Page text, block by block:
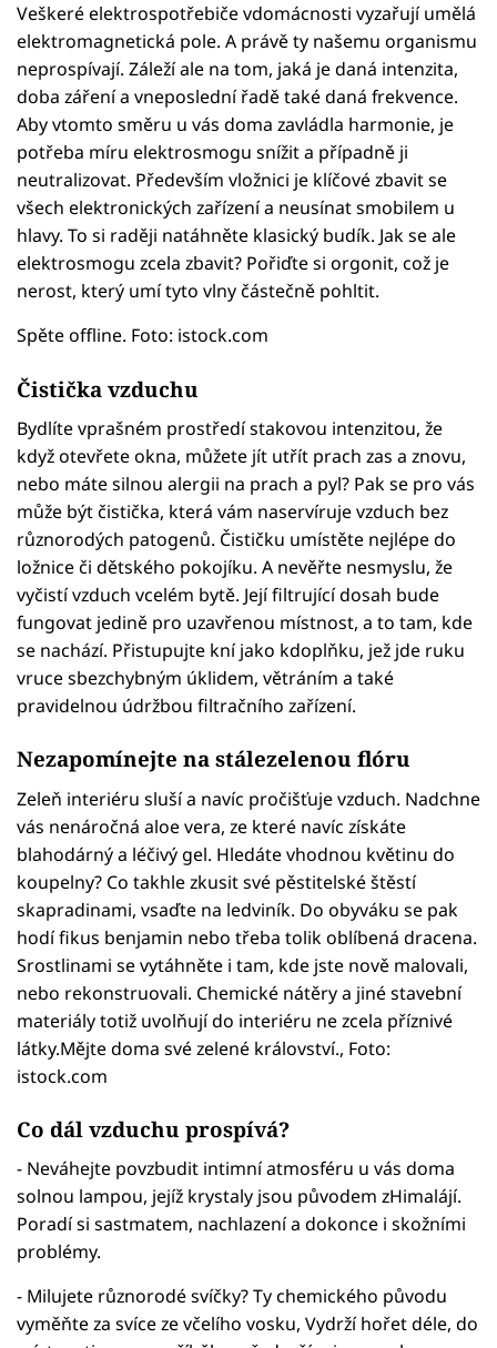
Veškeré elektrospotřebiče vdomácnosti vyzařují umělá
elektromagnetická pole. A právě ty našemu organismu
neprospívají. Záleží ale na tom, jaká je daná intenzita,
doba záření a vneposlední řadě také daná frekvence.
Aby vtomto směru u vás doma zavládla harmonie, je
potřeba míru elektrosmogu snížit a případně ji
neutralizovat. Především vložnici je klíčové zbavit se
všech elektronických zařízení a neusínat smobilem u
hlavy. To si raději natáhněte klasický budík. Jak se ale
elektrosmogu zcela zbavit? Pořiďte si orgonit, což je
nerost, který umí tyto vlny částečně pohltit.
Spěte offline. Foto: istock.com
Čistička vzduchu
Bydlíte vprašném prostředí stakovou intenzitou, že
když otevřete okna, můžete jít utřít prach zas a znovu,
nebo máte silnou alergii na prach a pyl? Pak se pro vás
může být čistička, která vám naservíruje vzduch bez
různorodých patogenů. Čističku umístěte nejlépe do
ložnice či dětského pokojíku. A nevěřte nesmyslu, že
vyčistí vzduch vcelém bytě. Její filtrující dosah bude
fungovat jedině pro uzavřenou místnost, a to tam, kde
se nachází. Přistupujte kní jako kdoplňku, jež jde ruku
vruce sbezchybným úklidem, větráním a také
pravidelnou údržbou filtračního zařízení.
Nezapomínejte na stálezelenou flóru
Zeleň interiéru sluší a navíc pročišťuje vzduch. Nadchne
vás nenáročná aloe vera, ze které navíc získáte
blahodárný a léčivý gel. Hledáte vhodnou květinu do
koupelny? Co takhle zkusit své pěstitelské štěstí
skapradinami, vsaďte na ledviník. Do obyváku se pak
hodí fikus benjamin nebo třeba tolik oblíbená dracena.
Srostlinami se vytáhněte i tam, kde jste nově malovali,
nebo rekonstruovali. Chemické nátěry a jiné stavební
materiály totiž uvolňují do interiéru ne zcela příznivé
látky.Mějte doma své zelené království., Foto:
istock.com
Co dál vzduchu prospívá?
- Neváhejte povzbudit intimní atmosféru u vás doma
solnou lampou, jejíž krystaly jsou původem zHimalájí.
Poradí si sastmatem, nachlazení a dokonce i skožními
problémy.
- Milujete různorodé svíčky? Ty chemického původu
vyměňte za svíce ze včelího vosku, Vydrží hořet déle, do